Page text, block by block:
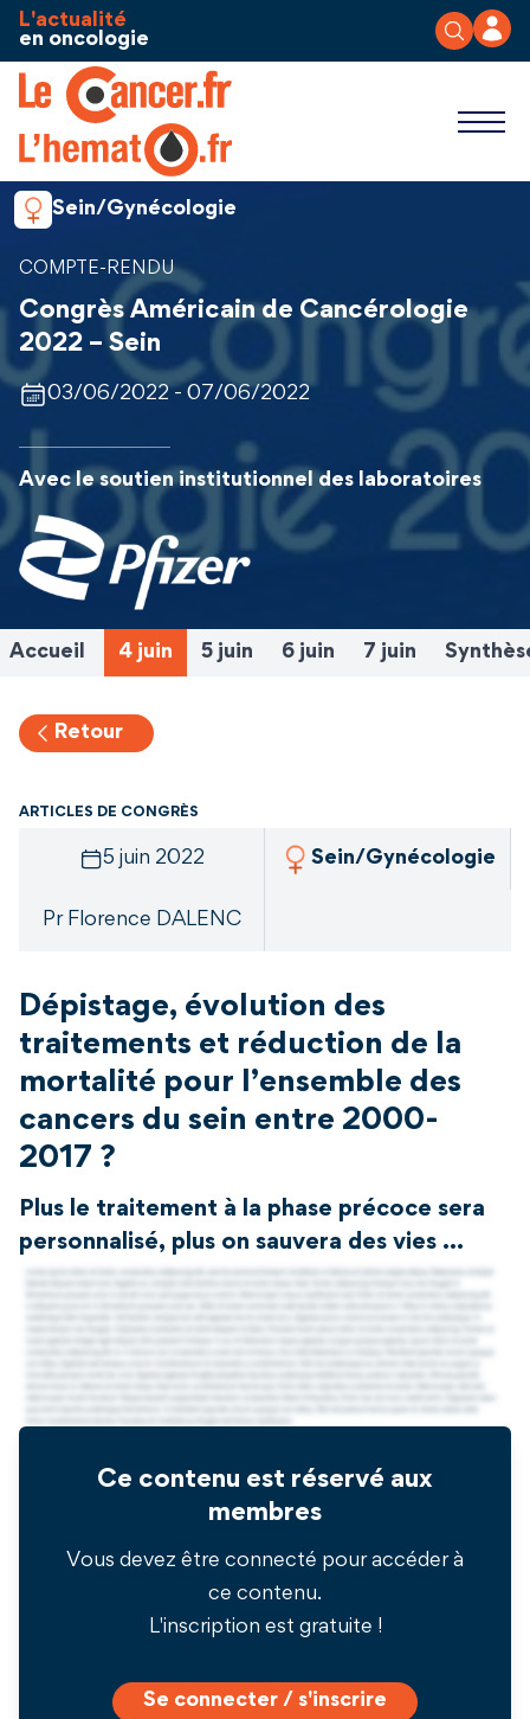
Aller au contenu
L'actualité
en oncologie
Sein/Gynécologie
COMPTE-RENDU
Congrès Américain de Cancérologie
2022 – Sein
03/06/2022 - 07/06/2022
Avec le soutien institutionnel des laboratoires
Accueil 4 juin 5 juin 6 juin 7 juin
Retour
ARTICLES DE CONGRÈS
5 juin 2022 Sein/Gynécologie
Pr Florence DALENC
Dépistage, évolution des
traitements et réduction de la
mortalité pour l’ensemble des
cancers du sein entre 2000-
2017 ?
Plus le traitement à la phase précoce sera
personnalisé, plus on sauvera des vies …
Ce contenu est réservé aux
membres
Vous devez être connecté pour accéder à
ce contenu.
L'inscription est gratuite !
Se connecter / s'inscrire
Panneau de gestion des cookies